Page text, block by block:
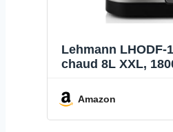
Lehmann LHODF-
chaud 8L XXL,
jusqu'à 200°C, Air
minuterie, écran
de déshydratation
Amazon